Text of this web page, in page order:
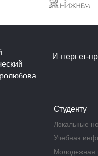
Интернет-
Студенту
Локальные
Учебная
Молодежная